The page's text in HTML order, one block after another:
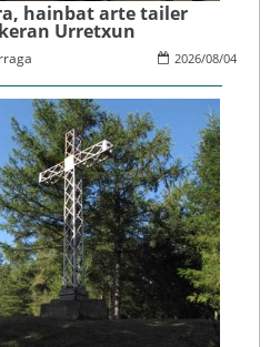
hainbat arte tailer
Urretxun
2026/08/04